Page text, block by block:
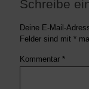
Schreibe
Deine E-Mail-
Felder sind mit *
Kommentar *